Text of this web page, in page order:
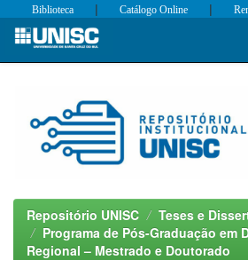
Skip
Biblioteca | Catálogo Online |
Repositório UNISC
Teses e
Programa de Pós-Graduação em
Regional – Mestrado e Doutorado